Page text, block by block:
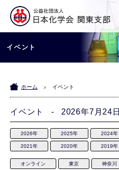
イベント
ホーム > イベント
イベント - 2026年7月24日
2026年 2025年 2024年
2021年 2020年 2019年
オンライン 東京 神奈川